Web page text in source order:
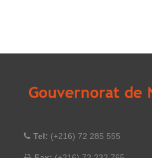
Tel: (+216) 72 285 555